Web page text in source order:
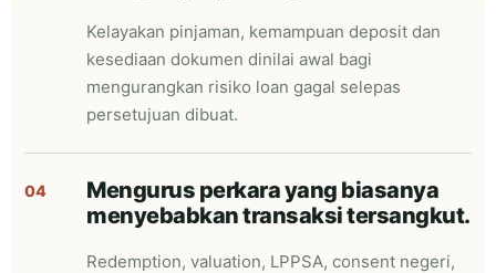
Kelayakan pinjaman, kemampuan deposit dan
kesediaan dokumen dinilai awal bagi
mengurangkan risiko loan gagal selepas
persetujuan dibuat.
04
Mengurus perkara yang biasanya
menyebabkan transaksi tersangkut.
Redemption, valuation, LPPSA, consent negeri,